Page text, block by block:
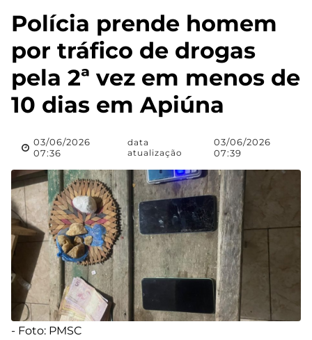
Polícia prende homem
por tráfico de drogas
pela 2ª vez em menos de
10 dias em Apiúna
03/06/2026
07:36
data
atualização
03/06/2026
07:39
- Foto: PMSC